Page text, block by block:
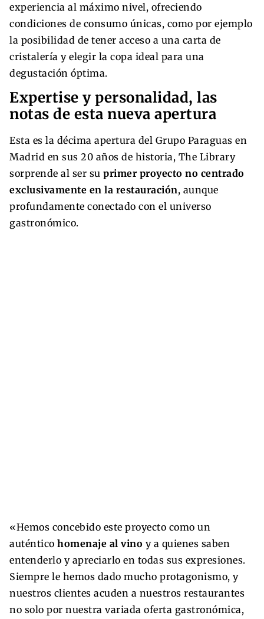
experiencia al máximo nivel, ofreciendo
condiciones de consumo únicas, como por ejemplo
la posibilidad de tener acceso a una carta de
cristalería y elegir la copa ideal para una
degustación óptima.
Expertise y personalidad, las
notas de esta nueva apertura
Esta es la décima apertura del Grupo Paraguas en
Madrid en sus 20 años de historia, The Library
sorprende al ser su primer proyecto no centrado
exclusivamente en la restauración, aunque
profundamente conectado con el universo
gastronómico.
«Hemos concebido este proyecto como un
auténtico homenaje al vino y a quienes saben
entenderlo y apreciarlo en todas sus expresiones.
Siempre le hemos dado mucho protagonismo, y
nuestros clientes acuden a nuestros restaurantes
no solo por nuestra variada oferta gastronómica,